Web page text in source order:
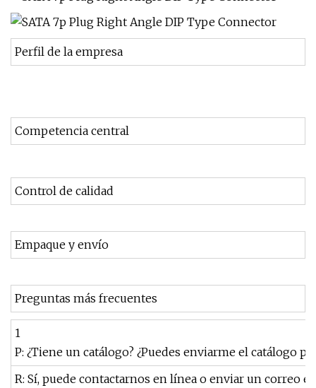
Perfil de la empresa
Competencia central
Control de calidad
Empaque y envío
Preguntas más frecuentes
1
P: ¿Tiene un catálogo? ¿Puedes enviarme el catálogo
R: Sí, puede contactarnos en línea o enviar un correo